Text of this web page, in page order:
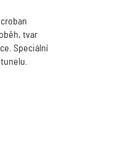
tvar
Speciální